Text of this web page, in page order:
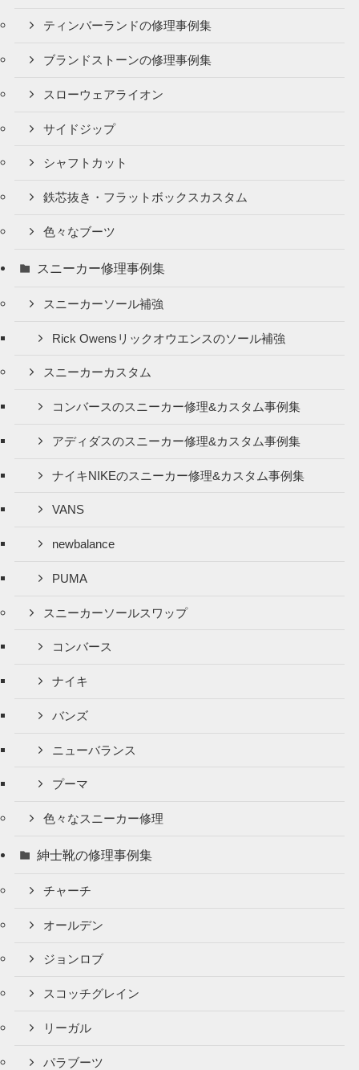
ティンバーランドの修理事例集
ブランドストーンの修理事例集
スローウェアライオン
サイドジップ
シャフトカット
鉄芯抜き・フラットボックスカスタム
色々なブーツ
スニーカー修理事例集
スニーカーソール補強
Rick Owensリックオウエンスのソール補強
スニーカーカスタム
コンバースのスニーカー修理&カスタム事例集
アディダスのスニーカー修理&カスタム事例集
ナイキNIKEのスニーカー修理&カスタム事例集
VANS
newbalance
PUMA
スニーカーソールスワップ
コンバース
ナイキ
バンズ
ニューバランス
プーマ
色々なスニーカー修理
紳士靴の修理事例集
チャーチ
オールデン
ジョンロブ
スコッチグレイン
リーガル
パラブーツ